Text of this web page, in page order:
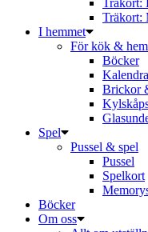
Träkort:
Träkort:
I hemmet
För kök & hem
Böcker
Brickor
Spel
Pussel & spel
Pussel
Spelkort
Böcker
Om oss